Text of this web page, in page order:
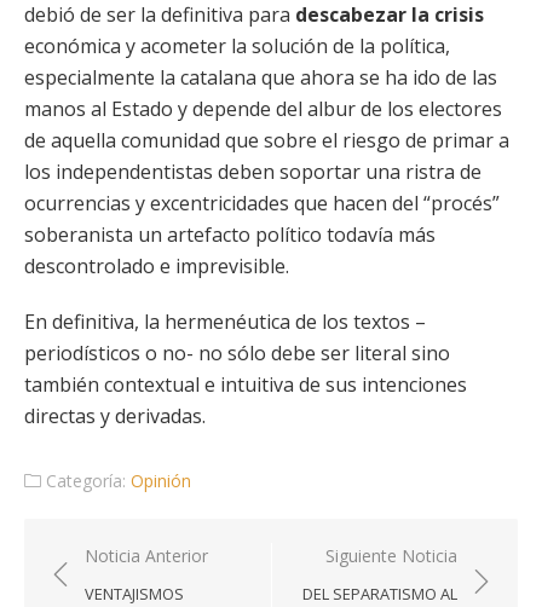
debió de ser la definitiva para descabezar la crisis
económica y acometer la solución de la política,
especialmente la catalana que ahora se ha ido de las
manos al Estado y depende del albur de los electores
de aquella comunidad que sobre el riesgo de primar a
los independentistas deben soportar una ristra de
ocurrencias y excentricidades que hacen del “procés”
soberanista un artefacto político todavía más
descontrolado e imprevisible.
En definitiva, la hermenéutica de los textos –
periodísticos o no- no sólo debe ser literal sino
también contextual e intuitiva de sus intenciones
directas y derivadas.
Categoría: Opinión
Navegación
de
Noticia Anterior
VENTAJISMOS
Siguiente Noticia
DEL SEPARATISMO AL